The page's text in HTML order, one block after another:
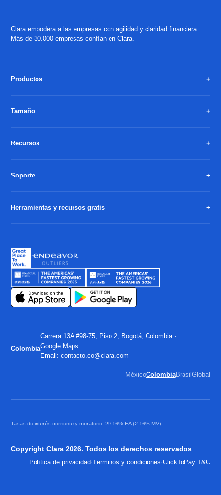
Clara empodera a las empresas con agilidad y claridad financiera.
Más de 30.000 empresas confían en Clara.
Productos
Tamaño
Recursos
Soporte
Herramientas y recursos gratis
Colombia
Carrera 13A #98-75, Piso 2, Bogotá, Colombia ·
Google Maps
Email:contacto.co@clara.com
MéxicoColombiaBrasil Global
Tasas de interés corriente y moratorio: 29.16% EA (2.16% MV).
Copyright Clara 2026. Todos los derechos reservados
Política de privacidad·Términos y condiciones·ClickToPay T&C